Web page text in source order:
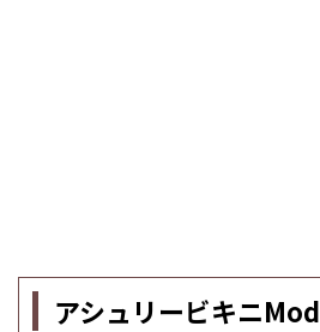
アシュリービキニMod